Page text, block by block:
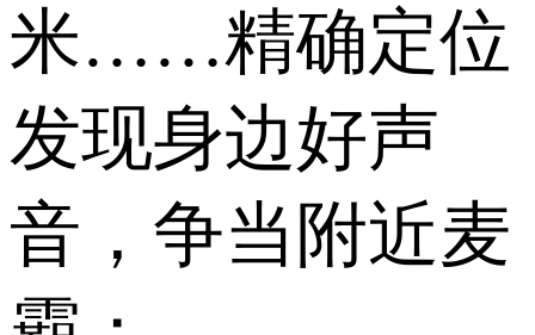
米……精确定位
发现身边好声
音，争当附近麦